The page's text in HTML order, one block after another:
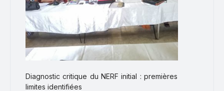
Diagnostic critique du NERF initial : premières
limites identifiées